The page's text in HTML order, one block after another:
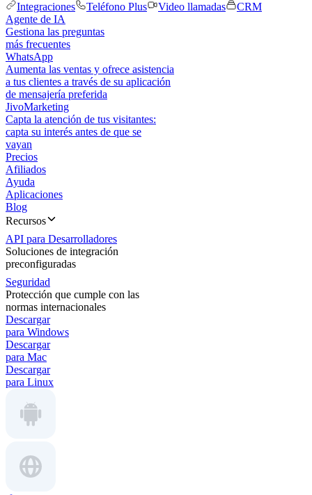
Integraciones
Teléfono Plus Video llamadas
CRM
Agente de IA
Gestiona las preguntas
más frecuentes
WhatsApp
Aumenta las ventas y ofrece asistencia
a tus clientes a través de su aplicación
de mensajería preferida
JivoMarketing
Capta la atención de tus visitantes:
capta su interés antes de que se
vayan
Precios
Afiliados
Ayuda
Aplicaciones
Blog
Recursos
API para Desarrolladores
Soluciones de integración
preconfiguradas
Seguridad
Protección que cumple con las
normas internacionales
Descargar
para Windows
Descargar
para Mac
Descargar
para Linux